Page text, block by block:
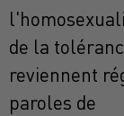
de la
reviennent
paroles de